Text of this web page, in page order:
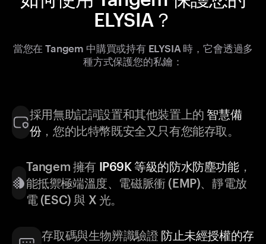
ELYSIA？
當您在 Tangem 中購買或持有 ELYSIA 時，它會透過多
種方式保護您的私鑰：
採用無助記詞設置和其他裝置上的 智慧備
份，您的比特幣既安全又只有您能存取。
Tangem 擁有 IP69K 等級的防水防塵功能，
能抵禦極端溫度、電磁脈衝 (EMP)、靜電放
電 (ESC) 與 X 光。
存取碼與生物辨識驗證 防止未經授權的存